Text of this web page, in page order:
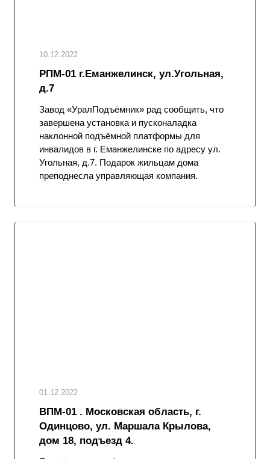
10.12.2022
РПМ-01 г.Еманжелинск, ул.Угольная,
д.7
Завод «УралПодъёмник» рад сообщить, что
завершена установка и пусконаладка
наклонной подъёмной платформы для
инвалидов в г. Еманжелинске по адресу ул.
Угольная, д.7. Подарок жильцам дома
преподнесла управляющая компания.
01.12.2022
ВПМ-01 . Московская область, г.
Одинцово, ул. Маршала Крылова,
дом 18, подъезд 4.